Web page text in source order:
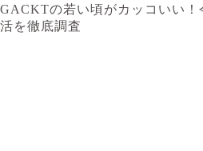
GACKTの若い頃がカッコいい！
活を徹底調査